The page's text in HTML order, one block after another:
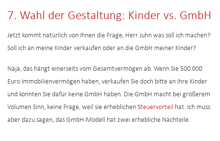
7. Wahl der Gestaltung: Kinder vs. GmbH
Jetzt kommt natürlich von Ihnen die Frage, Herr Juhn was soll ich machen?
Soll ich an meine Kinder verkaufen oder an die GmbH meiner Kinder?
Naja, das hängt einerseits vom Gesamtvermögen ab. Wenn Sie 500.000
Euro Immobilienvermögen haben, verkaufen Sie doch bitte an Ihre Kinder
und könnten Sie dafür keine GmbH haben. Die GmbH macht bei größerem
Volumen Sinn, keine Frage, weil sie erheblichen Steuervorteil hat. Ich muss
aber dazu sagen, das GmbH-Modell hat zwei erhebliche Nachteile.